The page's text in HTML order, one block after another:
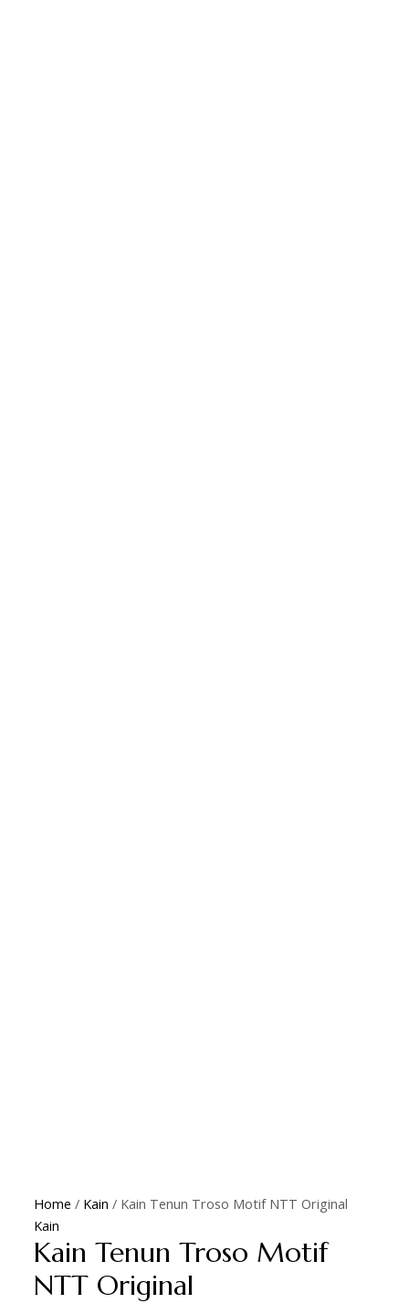
Home / Kain / Kain Tenun Troso Motif NTT Original
Kain
Kain Tenun Troso Motif
NTT Original